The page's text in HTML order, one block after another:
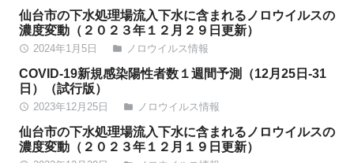
仙台市の下水処理場流入下水に含まれるノロウイルスの
濃度変動（２０２３年１２月２９日更新）
access_time 2024年1月5日 folder ノロウイルス情報
COVID-19新規感染陽性者数１週間予測（12月25日-31
日）（試行版）
access_time 2023年12月25日 folder ノロウイルス情報
仙台市の下水処理場流入下水に含まれるノロウイルスの
濃度変動（２０２３年１２月１９日更新）